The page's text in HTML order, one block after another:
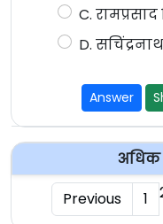
C.
D.
Answer
अधिक
Previous
1